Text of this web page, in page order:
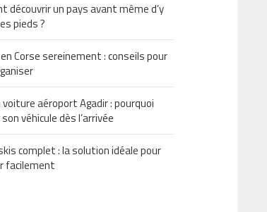
découvrir un pays avant même d’y
pieds ?
Corse sereinement : conseils pour
aéroport Agadir : pourquoi
véhicule dès l’arrivée
complet : la solution idéale pour
facilement